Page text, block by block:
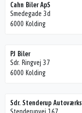
Cahn Biler ApS
Smedegade 3d
6000 Kolding
PJ Biler
Sdr. Ringvej 37
6000 Kolding
Sdr. Stenderup
Stenderupvej 167